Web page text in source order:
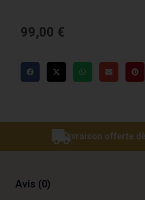
99,00 €
Livraison offerte
Avis (0)